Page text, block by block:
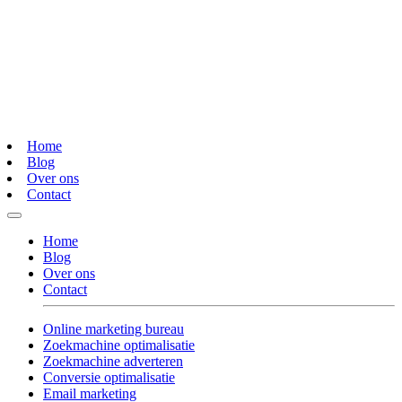
Home
Blog
Over ons
Contact
Home
Blog
Over ons
Contact
Online marketing bureau
Zoekmachine optimalisatie
Zoekmachine adverteren
Conversie optimalisatie
Email marketing